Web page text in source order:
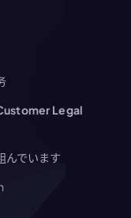
Legal
んでいます